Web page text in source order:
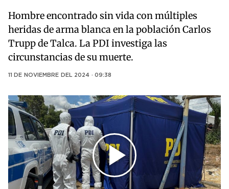
Hombre encontrado sin vida con múltiples
heridas de arma blanca en la población Carlos
Trupp de Talca. La PDI investiga las
circunstancias de su muerte.
11 DE NOVIEMBRE DEL 2024 · 09:38
Play
Video